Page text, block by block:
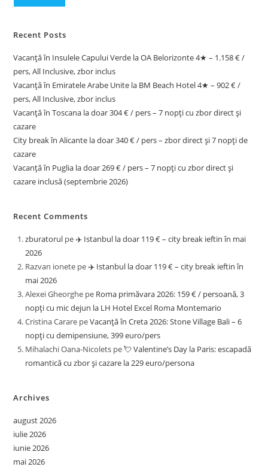
Recent Posts
Vacanță în Insulele Capului Verde la OA Belorizonte 4★ – 1.158 € /
pers, All Inclusive, zbor inclus
Vacanță în Emiratele Arabe Unite la BM Beach Hotel 4★ – 902 € /
pers, All Inclusive, zbor inclus
Vacanță în Toscana la doar 304 € / pers – 7 nopți cu zbor direct și
cazare
City break în Alicante la doar 340 € / pers – zbor direct și 7 nopți de
cazare
Vacanță în Puglia la doar 269 € / pers – 7 nopți cu zbor direct și
cazare inclusă (septembrie 2026)
Recent Comments
zburatorul pe ✈️ Istanbul la doar 119 € – city break ieftin în mai
2026
Razvan ionete pe ✈️ Istanbul la doar 119 € – city break ieftin în
mai 2026
Alexei Gheorghe pe Roma primăvara 2026: 159 € / persoană, 3
nopți cu mic dejun la LH Hotel Excel Roma Montemario
Cristina Carare peVacanță în Creta 2026: Stone Village Bali – 6
nopți cu demipensiune, 399 euro/pers
Mihalachi Oana-Nicolets pe💘 Valentine’s Day la Paris: escapadă
romantică cu zbor și cazare la 229 euro/persona
Archives
august 2026
iulie 2026
iunie 2026
mai 2026